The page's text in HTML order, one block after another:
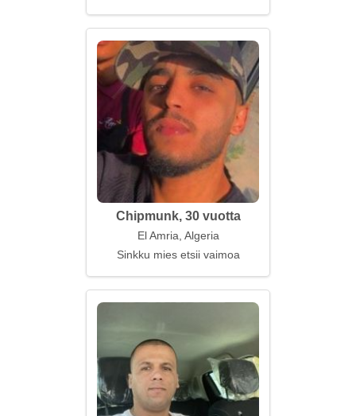
Chipmunk, 30 vuotta
El Amria, Algeria
Sinkku mies etsii vaimoa